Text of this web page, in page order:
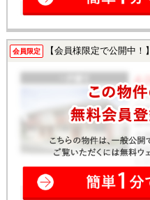
会員限定 【会員様限定で公開中！】